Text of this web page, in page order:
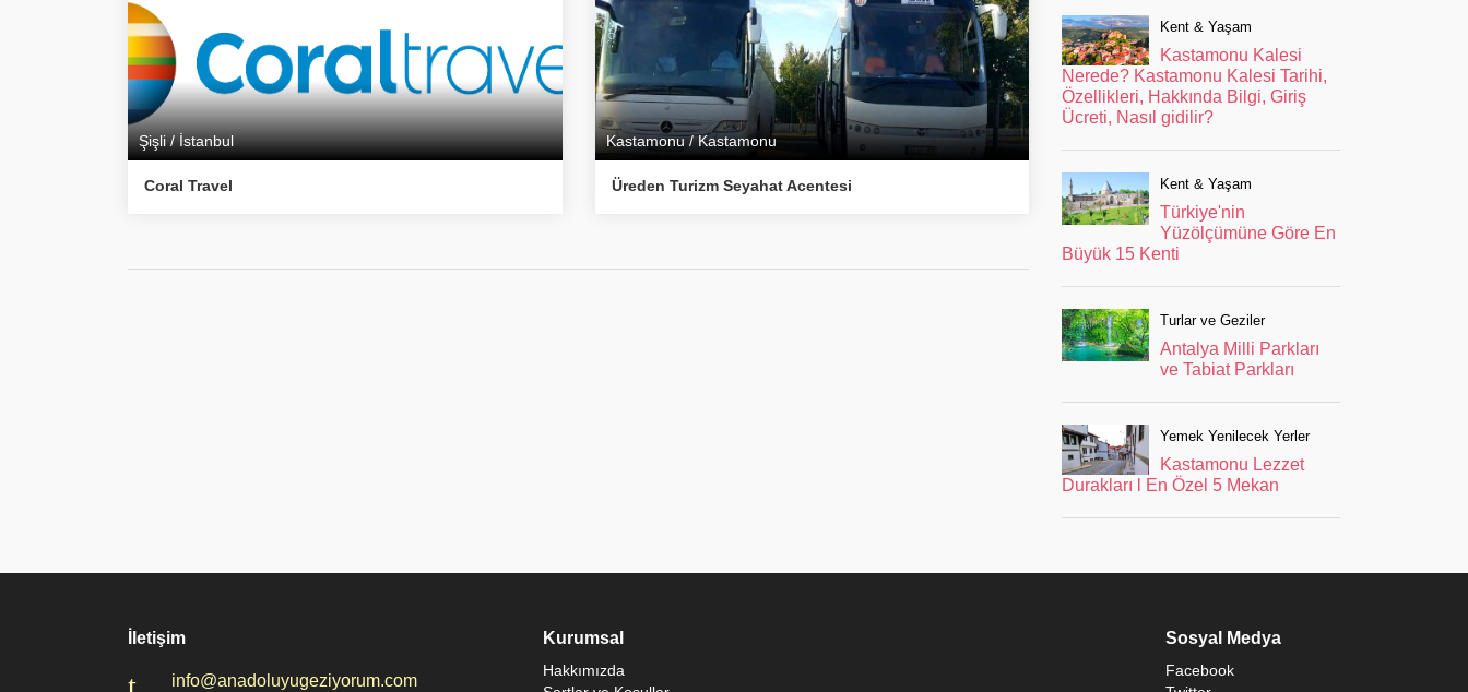
Şişli / İstanbul
Coral Travel
Kastamonu / Kastamonu
Üreden Turizm Seyahat Acentesi
Kent & Yaşam
Kastamonu Kalesi
Nerede? Kastamonu Kalesi Tarihi,
Özellikleri, Hakkında Bilgi, Giriş
Ücreti, Nasıl gidilir?
Kent & Yaşam
Türkiye'nin
Yüzölçümüne Göre En
Büyük 15 Kenti
Turlar ve Geziler
Antalya Milli Parkları
ve Tabiat Parkları
Yemek Yenilecek Yerler
Kastamonu Lezzet
Durakları l En Özel 5 Mekan
İletişim
info@anadoluyugeziyorum.com
Kurumsal
Hakkımızda
Sosyal Medya
Facebook